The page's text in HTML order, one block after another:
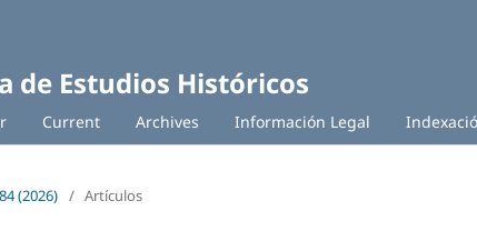
de Estudios Históricos
Current Archives Información Legal
(2026) / Artículos